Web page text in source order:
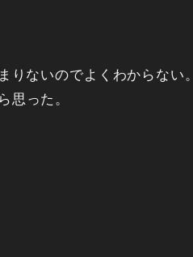
りないのでよくわからない。
思った。